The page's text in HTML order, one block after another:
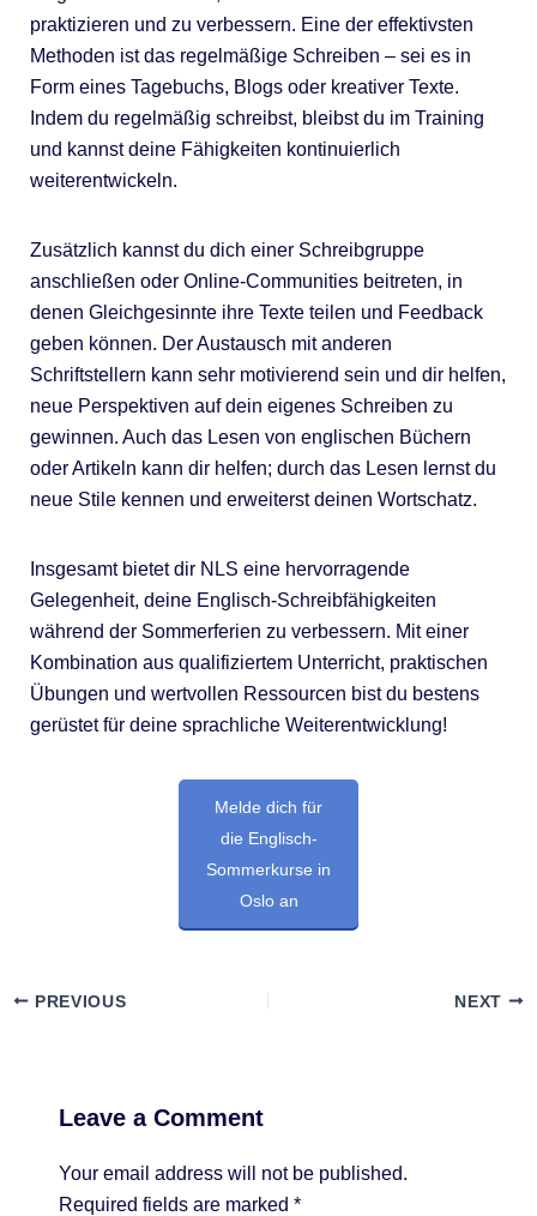
praktizieren und zu verbessern. Eine der effektivsten
Methoden ist das regelmäßige Schreiben – sei es in
Form eines Tagebuchs, Blogs oder kreativer Texte.
Indem du regelmäßig schreibst, bleibst du im Training
und kannst deine Fähigkeiten kontinuierlich
weiterentwickeln.
Zusätzlich kannst du dich einer Schreibgruppe
anschließen oder Online-Communities beitreten, in
denen Gleichgesinnte ihre Texte teilen und Feedback
geben können. Der Austausch mit anderen
Schriftstellern kann sehr motivierend sein und dir helfen,
neue Perspektiven auf dein eigenes Schreiben zu
gewinnen. Auch das Lesen von englischen Büchern
oder Artikeln kann dir helfen; durch das Lesen lernst du
neue Stile kennen und erweiterst deinen Wortschatz.
Insgesamt bietet dir NLS eine hervorragende
Gelegenheit, deine Englisch-Schreibfähigkeiten
während der Sommerferien zu verbessern. Mit einer
Kombination aus qualifiziertem Unterricht, praktischen
Übungen und wertvollen Ressourcen bist du bestens
gerüstet für deine sprachliche Weiterentwicklung!
Melde dich für
die Englisch-
Sommerkurse in
Oslo an
PREVIOUS NEXT
Leave a Comment
Your email address will not be published.
Required fields are marked *